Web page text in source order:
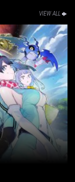
VIEW ALL